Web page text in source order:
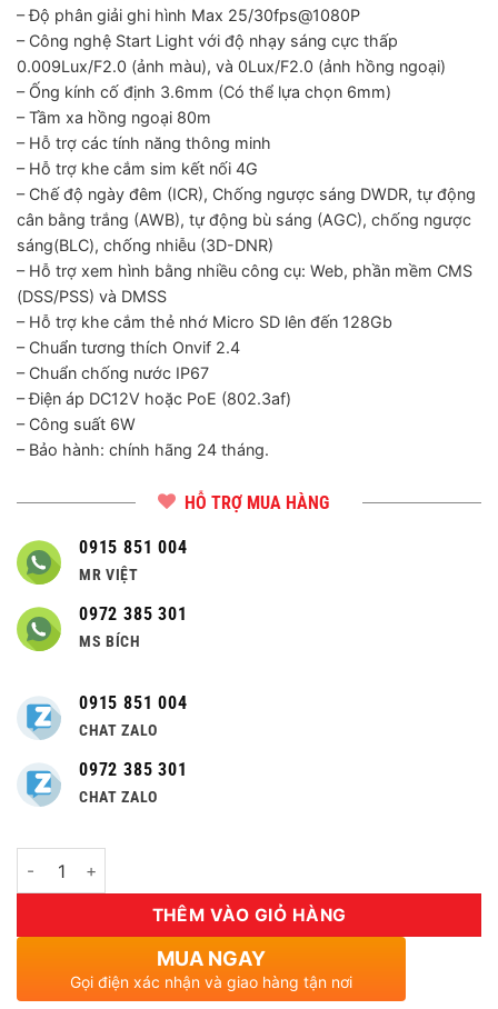
– Độ phân giải ghi hình Max 25/30fps@1080P
– Công nghệ Start Light với độ nhạy sáng cực thấp
0.009Lux/F2.0 (ảnh màu), và 0Lux/F2.0 (ảnh hồng ngoại)
– Ống kính cố định 3.6mm (Có thể lựa chọn 6mm)
– Tầm xa hồng ngoại 80m
– Hỗ trợ các tính năng thông minh
– Hỗ trợ khe cắm sim kết nối 4G
– Chế độ ngày đêm (ICR), Chống ngược sáng DWDR, tự động
cân bằng trắng (AWB), tự động bù sáng (AGC), chống ngược
sáng(BLC), chống nhiễu (3D-DNR)
– Hỗ trợ xem hình bằng nhiều công cụ: Web, phần mềm CMS
(DSS/PSS) và DMSS
– Hỗ trợ khe cắm thẻ nhớ Micro SD lên đến 128Gb
– Chuẩn tương thích Onvif 2.4
– Chuẩn chống nước IP67
– Điện áp DC12V hoặc PoE (802.3af)
– Công suất 6W
– Bảo hành: chính hãng 24 tháng.
HỖ TRỢ MUA HÀNG
0915 851 004
MR VIỆT
0972 385 301
MS BÍCH
0915 851 004
CHAT ZALO
0972 385 301
CHAT ZALO
Số lượng
THÊM VÀO GIỎ HÀNG
MUA NGAY
Gọi điện xác nhận và giao hàng tận nơi